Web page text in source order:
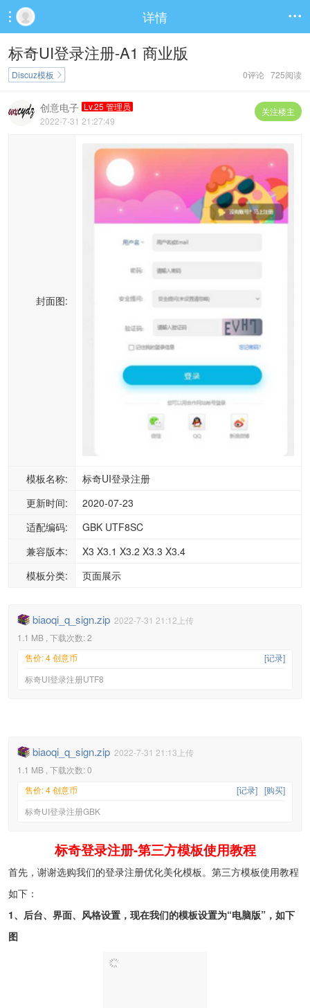
 详情 
标奇UI登录注册-A1 商业版
0评论 725阅读
Discuz模板 
关注楼主
创意电子 Lv.25 管理员
2022-7-31 21:27:49
封面图:
模板名称:
标奇UI登录注册
更新时间:
2020-07-23
适配编码:
GBK UTF8SC
兼容版本:
X3 X3.1 X3.2 X3.3 X3.4
模板分类:
页面展示
biaoqi_q_sign.zip 2022-7-31 21:12上传
1.1 MB , 下载次数: 2
[记录]
售价: 4 创意币
标奇UI登录注册UTF8
biaoqi_q_sign.zip 2022-7-31 21:13上传
1.1 MB , 下载次数: 0
[购买]
[记录]
售价: 4 创意币
标奇UI登录注册GBK
标奇登录注册-第三方模板使用教程
首先，谢谢选购我们的登录注册优化美化模板。第三方模板使用教程
如下：
1、后台、界面、风格设置，现在我们的模板设置为“电脑版”，如下
图